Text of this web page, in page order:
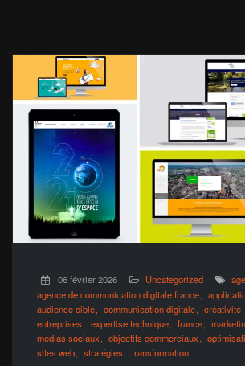
06 février 2026 Uncategorized
agence de communication digitale france
audience cible
communication digitale créativité
entreprises
expertise technique france
médias sociaux
objectifs commerciaux
sites web
stratégies transformation